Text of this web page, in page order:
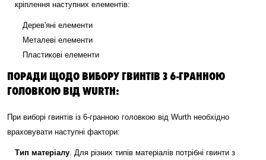
кріплення наступних елементів:
Дерев'яні елементи
Металеві елементи
Пластикові елементи
ПОРАДИ ЩОДО ВИБОРУ ГВИНТІВ З 6-ГРАННОЮ
ГОЛОВКОЮ ВІД WURTH:
При виборі гвинтів із 6-гранною головкою від Wurth необхідно
враховувати наступні фактори:
Тип матеріалу . Для різних типів матеріалів потрібні гвинти з